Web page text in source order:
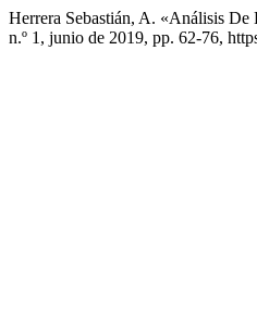
Herrera Sebastián, A. «Análisis
n.º 1, junio de 2019, pp. 62-76,